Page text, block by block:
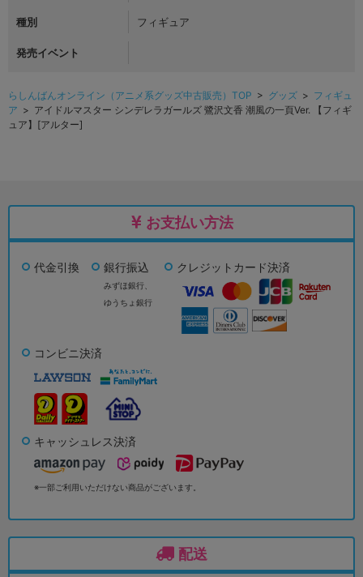
種別 フィギュア
発売イベント
らしんばんオンライン（アニメ系グッズ中古販売）TOP > グッズ > フィギュ
ア > アイドルマスター シンデレラガールズ 鷺沢文香 潮風の一頁Ver. 【フィギ
ュア】[アルター]
お支払い方法
代金引換 銀行振込
みずほ銀行、
ゆうちょ銀行
クレジットカード決済
コンビニ決済
キャッシュレス決済
※一部ご利用いただけない商品がございます。
配送